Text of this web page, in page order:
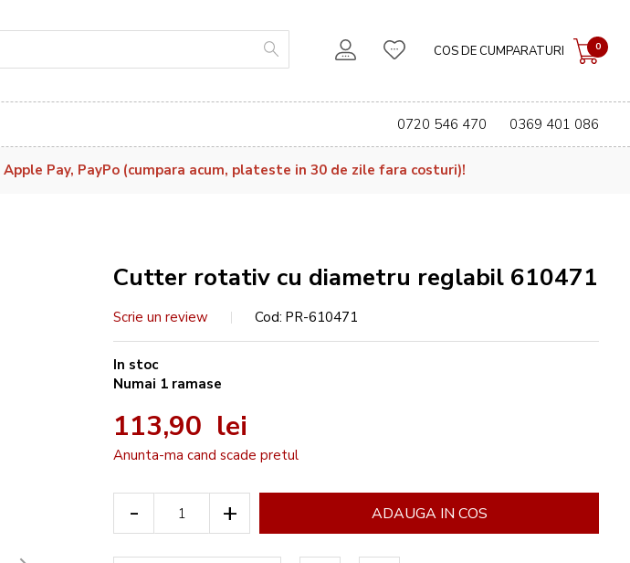
COS DE CUMPARATURI 0
0720 546 470 0369 401 086
Apple Pay, PayPo (cumpara acum, plateste in 30 de zile fara costuri)!
Cutter rotativ cu diametru reglabil 610471
Scrie un review Cod PR-610471
In stoc
Numai 1 ramase
113,90 lei
Anunta-ma cand scade pretul
- + ADAUGA IN COS